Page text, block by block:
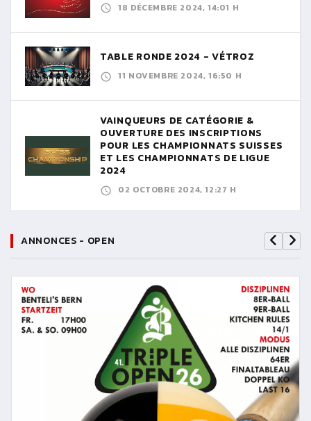
18 DÉCEMBRE 2024, 14:01 H
TABLE RONDE 2024 - VÉTROZ
11 NOVEMBRE 2024, 16:50 H
VAINQUEURS DE CATÉGORIE &
OUVERTURE DES INSCRIPTIONS
POUR LES CHAMPIONNATS SUISSES
ET LES CHAMPIONNATS DE LIGUE
2024
02 OCTOBRE 2024, 12:27 H
ANNONCES - OPEN